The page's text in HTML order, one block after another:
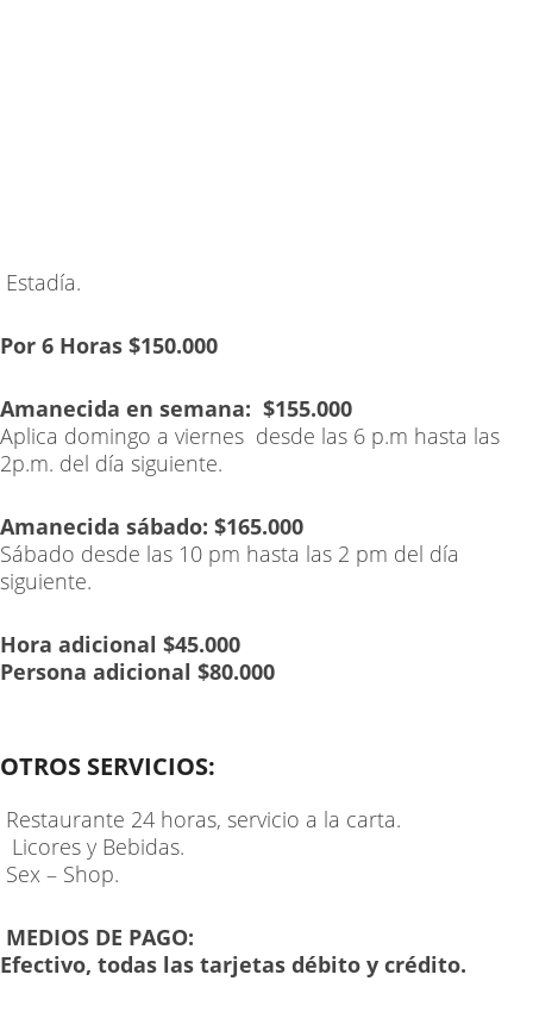
Estadía.
Por 6 Horas $150.000
Amanecida en semana: $155.000
Aplica domingo a viernes desde las 6 p.m hasta las
2p.m. del día siguiente.
Amanecida sábado: $165.000
Sábado desde las 10 pm hasta las 2 pm del día
siguiente.
Hora adicional $45.000
Persona adicional $80.000
OTROS SERVICIOS:
Restaurante 24 horas, servicio a la carta.
Licores y Bebidas.
Sex – Shop.
MEDIOS DE PAGO:
Efectivo, todas las tarjetas débito y crédito.